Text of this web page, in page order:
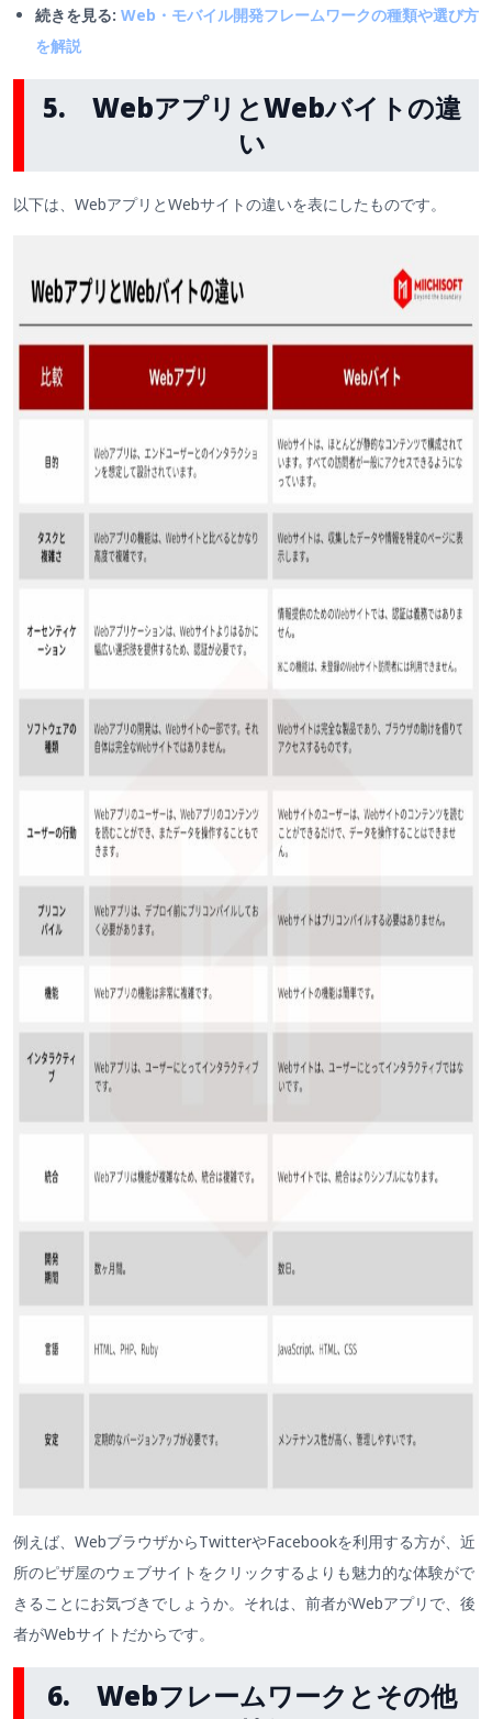
続きを見る: Web・モバイル開発フレームワークの種類や選び方
を解説
5. WebアプリとWebバイトの違
い
以下は、WebアプリとWebサイトの違いを表にしたものです。
例えば、WebブラウザからTwitterやFacebookを利用する方が、近
所のピザ屋のウェブサイトをクリックするよりも魅力的な体験がで
きることにお気づきでしょうか。それは、前者がWebアプリで、後
者がWebサイトだからです。
6. Webフレームワークとその他